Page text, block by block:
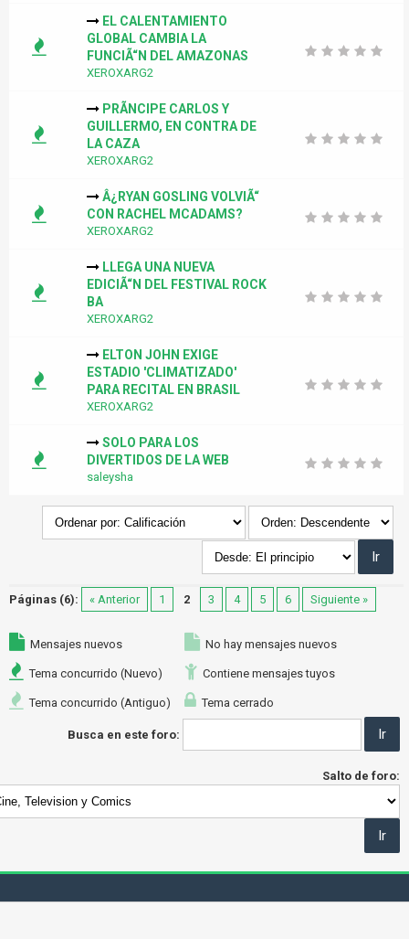
EL CALENTAMIENTO
GLOBAL CAMBIA LA
FUNCIÃ“N DEL AMAZONAS
XEROXARG2
PRÃNCIPE CARLOS Y
GUILLERMO, EN CONTRA DE
LA CAZA
XEROXARG2
Â¿RYAN GOSLING VOLVIÃ“
CON RACHEL MCADAMS?
XEROXARG2
LLEGA UNA NUEVA
EDICIÃ“N DEL FESTIVAL ROCK
BA
XEROXARG2
ELTON JOHN EXIGE
ESTADIO 'CLIMATIZADO'
PARA RECITAL EN BRASIL
XEROXARG2
SOLO PARA LOS
DIVERTIDOS DE LA WEB
saleysha
Páginas (6): « Anterior 1 2 3 4 5 6 Siguiente »
Mensajes nuevos
Tema concurrido (Nuevo)
Tema concurrido (Antiguo)
No hay mensajes nuevos
Contiene mensajes tuyos
Tema cerrado
Busca en este foro:
Salto de foro: